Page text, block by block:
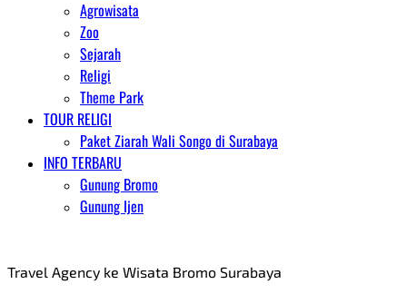
Agrowisata
Zoo
Sejarah
Religi
Theme Park
TOUR RELIGI
Paket Ziarah Wali Songo di Surabaya
INFO TERBARU
Gunung Bromo
Gunung Ijen
Travel Agency ke Wisata Bromo Surabaya